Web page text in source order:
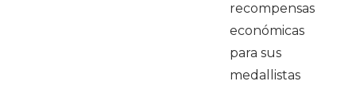
recompensas
económicas
para sus
medallistas